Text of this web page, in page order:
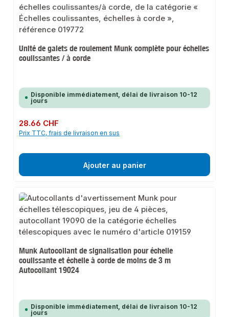
Unité de galets de roulement Munk complète pour échelles
coulissantes / à corde
Disponible immédiatement, délai de livraison 10-12
jours
Prix régulier :
28.66 CHF
Prix TTC, frais de livraison en sus
Ajouter au panier
Munk Autocollant de signalisation pour échelle
coulissante et échelle à corde de moins de 3 m
Autocollant 19024
Disponible immédiatement, délai de livraison 10-12
jours